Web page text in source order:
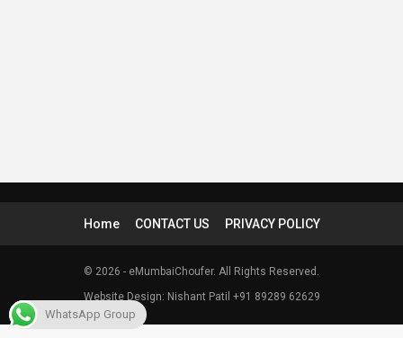
Home CONTACT US PRIVACY POLICY
© 2026 - eMumbaiChoufer. All Rights Reserved.
Website Design: Nishant Patil +91 89289 62629
WhatsApp Group